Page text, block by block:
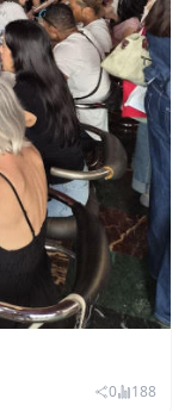
이어 ‘마담
0 188